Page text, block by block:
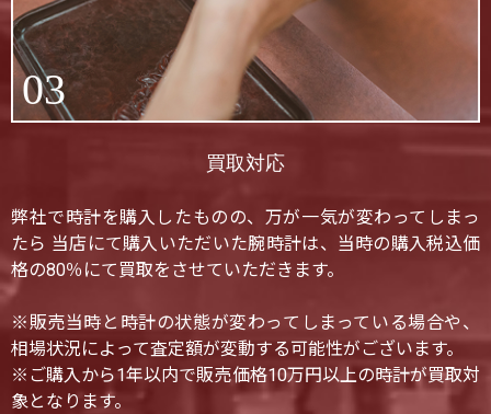
03
買取対応
弊社で時計を購入したものの、万が一気が変わってしまっ
たら 当店にて購入いただいた腕時計は、当時の購入税込価
格の80％にて買取をさせていただきます。
※販売当時と時計の状態が変わってしまっている場合や、
相場状況によって査定額が変動する可能性がございます。
※ご購入から1年以内で販売価格10万円以上の時計が買取対
象となります。